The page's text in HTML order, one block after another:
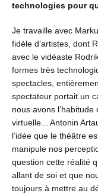
technologies pour
Je travaille avec
fidèle d’artistes, dont
avec le vidéaste
formes très
spectacles,
spectateur portait un
nous avons
virtuelle... Antonin
l’idée que le théâtre
manipule nos
question cette réalité
allant de soi et que
toujours à mettre au